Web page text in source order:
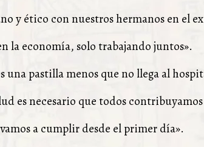
y ético con nuestros hermanos en el
la economía, solo trabajando juntos».
una pastilla menos que no llega al
es necesario que todos
a cumplir desde el primer día».